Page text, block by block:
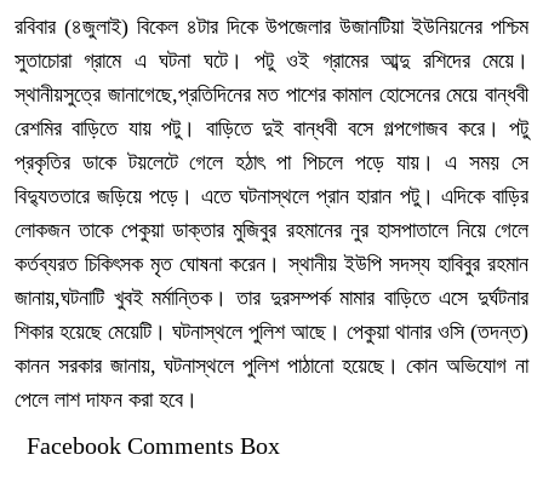
রবিবার (৪জুলাই) বিকেল ৪টার দিকে উপজেলার উজানটিয়া ইউনিয়নের পশ্চিম
সুতাচোরা গ্রামে এ ঘটনা ঘটে। পটু ওই গ্রামের আব্দু রশিদের মেয়ে।
স্থানীয়সুত্রে জানাগেছে,প্রতিদিনের মত পাশের কামাল হোসেনের মেয়ে বান্ধবী
রেশমির বাড়িতে যায় পটু। বাড়িতে দুই বান্ধবী বসে গল্পগোজব করে। পটু
প্রকৃতির ডাকে টয়লেটে গেলে হঠাৎ পা পিচলে পড়ে যায়। এ সময় সে
বিদ্যুততারে জড়িয়ে পড়ে। এতে ঘটনাস্থলে প্রান হারান পটু। এদিকে বাড়ির
লোকজন তাকে পেকুয়া ডাক্তার মুজিবুর রহমানের নুর হাসপাতালে নিয়ে গেলে
কর্তব্যরত চিকিৎসক মৃত ঘোষনা করেন। স্থানীয় ইউপি সদস্য হাবিবুর রহমান
জানায়,ঘটনাটি খুবই মর্মান্তিক। তার দুরসম্পর্ক মামার বাড়িতে এসে দুর্ঘটনার
শিকার হয়েছে মেয়েটি। ঘটনাস্থলে পুলিশ আছে। পেকুয়া থানার ওসি (তদন্ত)
কানন সরকার জানায়, ঘটনাস্থলে পুলিশ পাঠানো হয়েছে। কোন অভিযোগ না
পেলে লাশ দাফন করা হবে।
Facebook Comments Box